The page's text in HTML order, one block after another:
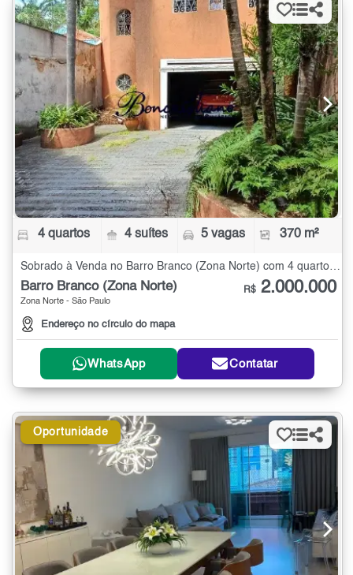
4 quartos 4 suítes 5 vagas 370 m²
Sobrado à Venda no Barro Branco (Zona Norte) com 4 quartos - 370 m²
Barro Branco (Zona Norte)
Zona Norte - São Paulo
Endereço no círculo do mapa
R$ 2.000.000
WhatsApp Contatar
Oportunidade